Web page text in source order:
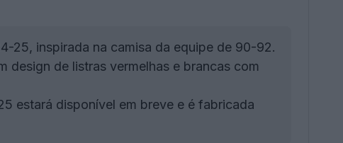
25, inspirada na camisa da equipe de 90-92.
design de listras vermelhas e brancas com
estará disponível em breve e é fabricada